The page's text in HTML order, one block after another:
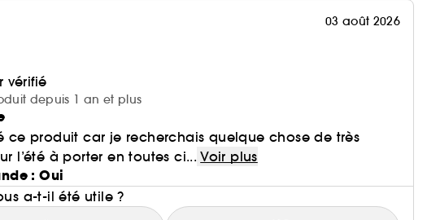
03 août 2026
vérifié
depuis 1 an et plus
ce produit car je recherchais quelque chose de très
l’été à porter en toutes ci... Voir plus
: Oui
a-t-il été utile ?